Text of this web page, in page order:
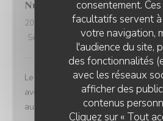
consentement.
facultatifs servent
votre navigation,
l'audience du site,
des fonctionnalités
avec les réseaux
afficher des
contenus
Cliquez sur « Tout
Nutz
2026-07-31
- 12:45 - Couverts 2
Service
Ambiance :4/5 Cuisine :
Le personnel est très sympathique
avons rapidement été servis et les
aussi bons. On ne se lassera jamais
STEAKHOUSE